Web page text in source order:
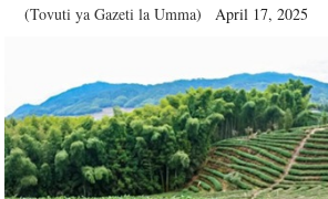
(Tovuti ya Gazeti la Umma) April 17, 2025